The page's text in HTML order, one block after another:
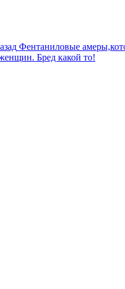
Фентаниловые
Бред какой то!